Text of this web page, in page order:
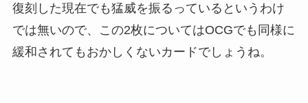
復刻した現在でも猛威を振るっているというわけ
では無いので、この2枚についてはOCGでも同様に
緩和されてもおかしくないカードでしょうね。